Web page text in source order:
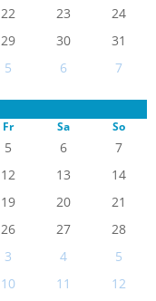
22 23
24
29 30
31
5 6 7
Fr Sa So
5 6
7
12 13
14
19 20
21
26 27
28
3 4
5
10 11 12